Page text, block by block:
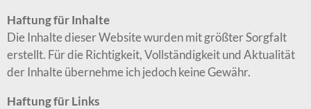
Haftung für Inhalte
Die Inhalte dieser Website wurden mit größter Sorgfalt
erstellt. Für die Richtigkeit, Vollständigkeit und Aktualität
der Inhalte übernehme ich jedoch keine Gewähr.
Haftung für Links